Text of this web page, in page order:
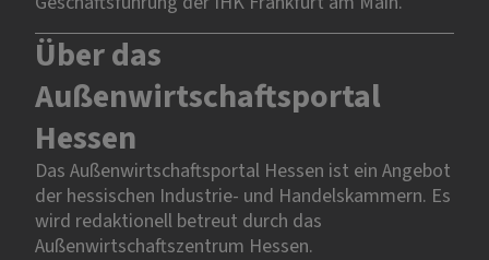
Über das
Außenwirtschaftsportal
Hessen
Das Außenwirtschaftsportal Hessen ist ein Angebot
der hessischen Industrie- und Handelskammern. Es
wird redaktionell betreut durch das
Außenwirtschaftszentrum Hessen.